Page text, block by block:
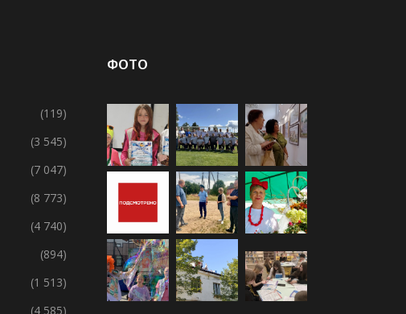
(119)
(3 545)
(7 047)
(8 773)
(4 740)
(894)
(1 513)
(4 585)
ФОТО